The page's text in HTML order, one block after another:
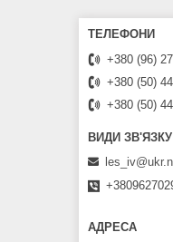
+380 (96)
+380 (50)
+380 (50)